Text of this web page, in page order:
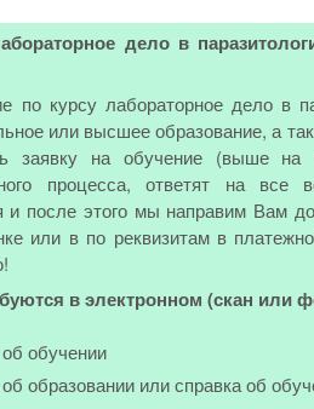
дело в
по курсу лабораторное дело
или высшее образование, а
заявку на обучение (выше
процесса, ответят на все
и после этого мы направим Вам
или в по реквизитам в
в электронном (скан
обучении
образовании или справка об